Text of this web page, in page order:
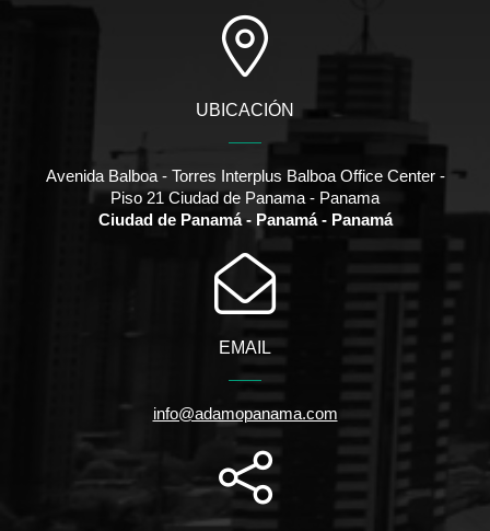
UBICACIÓN
Avenida Balboa - Torres Interplus Balboa Office Center -
Piso 21 Ciudad de Panama - Panama
Ciudad de Panamá - Panamá - Panamá
EMAIL
info@adamopanama.com